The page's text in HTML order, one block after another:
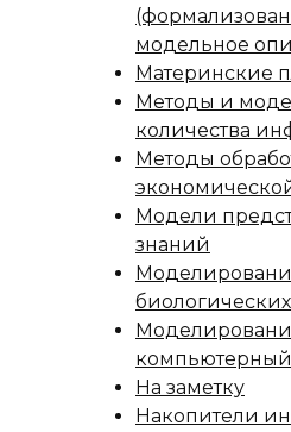
модельное
Материнские
Методы и
количества
Методы
Модели
знаний
На заметку
Накопители